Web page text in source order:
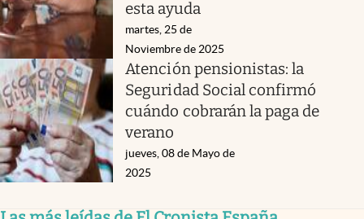
esta ayuda
martes, 25 de
Noviembre de 2025
Atención pensionistas: la
Seguridad Social confirmó
cuándo cobrarán la paga de
verano
jueves, 08 de Mayo de
2025